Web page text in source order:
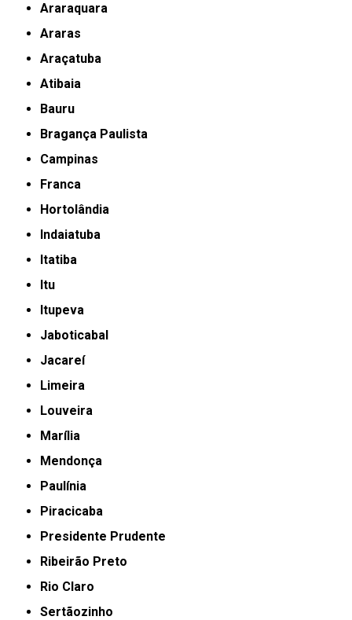
Araraquara
Araras
Araçatuba
Atibaia
Bauru
Bragança Paulista
Campinas
Franca
Hortolândia
Indaiatuba
Itatiba
Itu
Itupeva
Jaboticabal
Jacareí
Limeira
Louveira
Marília
Mendonça
Paulínia
Piracicaba
Presidente Prudente
Ribeirão Preto
Rio Claro
Sertãozinho